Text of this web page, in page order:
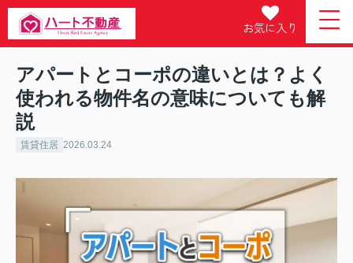
お気に入り
アパートとコーポの違いとは？よく
使われる物件名の意味についても解
説
賃貸住居 2026.03.24